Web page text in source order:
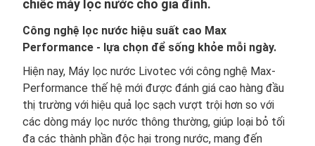
chiếc máy lọc nước cho gia đình.
Công nghệ lọc nước hiệu suất cao Max
Performance - lựa chọn để sống khỏe mỗi ngày.
Hiện nay, Máy lọc nước Livotec với công nghệ Max-
Performance thế hệ mới được đánh giá cao hàng đầu
thị trường với hiệu quả lọc sạch vượt trội hơn so với
các dòng máy lọc nước thông thường, giúp loại bỏ tối
đa các thành phần độc hại trong nước, mang đến